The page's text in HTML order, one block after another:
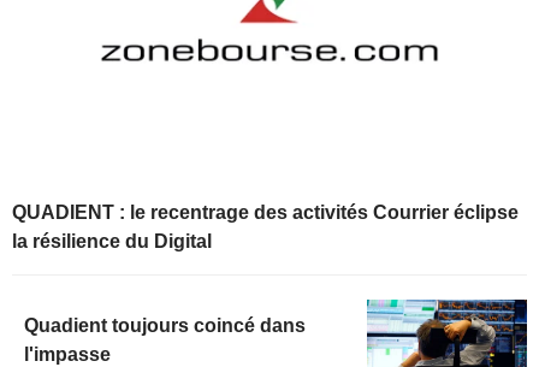
QUADIENT : le recentrage des activités Courrier éclipse
la résilience du Digital
Quadient toujours coincé dans
l'impasse